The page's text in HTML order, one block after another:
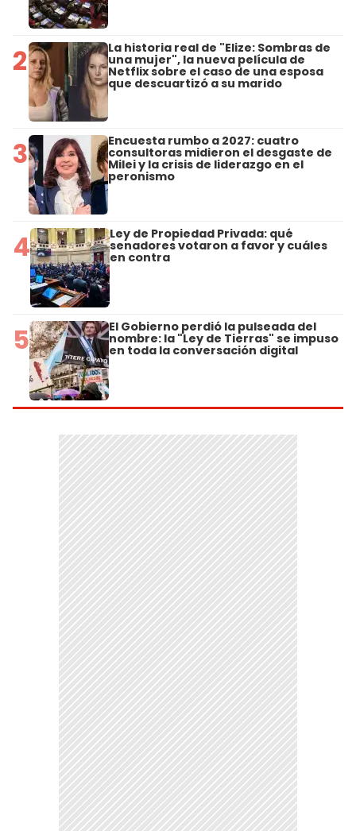
2 La historia real de "Elize: Sombras de
una mujer", la nueva película de
Netflix sobre el caso de una esposa
que descuartizó a su marido
3 Encuesta rumbo a 2027: cuatro
consultoras midieron el desgaste de
Milei y la crisis de liderazgo en el
peronismo
4 Ley de Propiedad Privada: qué
senadores votaron a favor y cuáles
en contra
5 El Gobierno perdió la pulseada del
nombre: la "Ley de Tierras" se impuso
en toda la conversación digital